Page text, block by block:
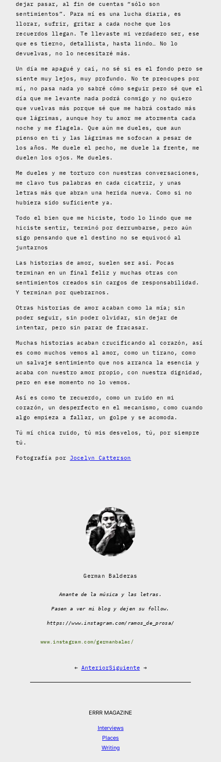
dejar pasar, al fin de cuentas “sólo son
sentimientos”. Para mí es una lucha diaria, es
llorar, sufrir, gritar a cada noche que los
recuerdos llegan. Te llevaste mi verdadero ser, ese
que es tierno, detallista, hasta lindo… No lo
devuelvas, no lo necesitaré más.
Un día me apagué y caí, no sé si es el fondo pero se
siente muy lejos, muy profundo. No te preocupes por
mí, no pasa nada yo sabré cómo seguir pero sé que el
día que me levante nada podrá conmigo y no quiero
que vuelvas más porque sé que me habrá costado más
que lágrimas, aunque hoy tu amor me atormenta cada
noche y me flagela. Que aún me dueles, que aun
pienso en ti y las lágrimas me sofocan a pesar de
los años. Me duele el pecho, me duele la frente, me
duelen los ojos. Me dueles.
Me dueles y me torturo con nuestras conversaciones,
me clavo tus palabras en cada cicatriz, y unas
letras más que abran una herida nueva. Como si no
hubiera sido suficiente ya.
Todo el bien que me hiciste, todo lo lindo que me
hiciste sentir, terminó por derrumbarse, pero aún
sigo pensando que el destino no se equivocó al
juntarnos
Las historias de amor, suelen ser así. Pocas
terminan en un final feliz y muchas otras con
sentimientos creados sin cargos de responsabilidad.
Y terminan por quebrarnos.
Otras historias de amor acaban como la mía; sin
poder seguir, sin poder olvidar, sin dejar de
intentar, pero sin parar de fracasar.
Muchas historias acaban crucificando al corazón, así
es como muchos vemos al amor, como un tirano, como
un salvaje sentimiento que nos arranca la esencia y
acaba con nuestro amor propio, con nuestra dignidad,
pero en ese momento no lo vemos.
Así es como te recuerdo, como un ruido en mi
corazón, un desperfecto en el mecanismo, como cuando
algo empieza a fallar, un golpe y se acomoda.
Tú mí chica ruido, tú mis desvelos, tú, por siempre
tú.
Fotografía por Jocelyn Catterson
German Balderas
Amante de la música y las letras.
Pasen a ver mi blog y dejen su follow.
https://www.instagram.com/ramos_de_prosa/
www.instagram.com/germanbalac/
← AnteriorSiguiente →
ERRR MAGAZINE
Interviews
Places
Writing